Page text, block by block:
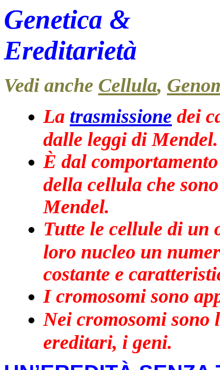
Genetica &
Ereditarietà
Vedi anche Cellula,
La trasmissione dei
dalle leggi di Mendel.
È dal
della cellula che
Mendel.
Tutte le cellule di un
loro nucleo un
costante e
I cromosomi sono
Nei cromosomi
ereditari, i geni.